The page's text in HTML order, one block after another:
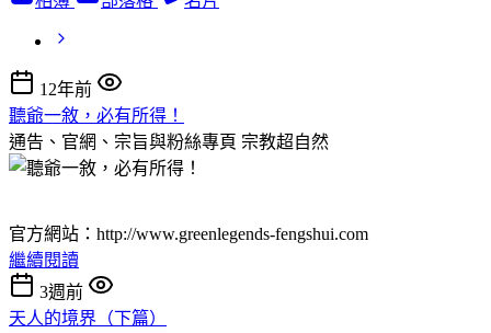
12年前
聽爺一敘，必有所得！
通告、官網、宗旨與粉絲專頁 宗教超自然
官方網站：http://www.greenlegends-fengshui.com
繼續閱讀
3週前
天人的境界（下篇）